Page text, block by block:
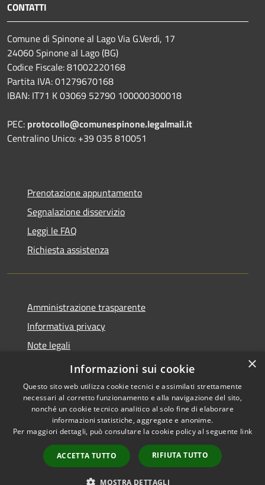
CONTATTI
Comune di Spinone al Lago Via G.Verdi, 17
24060 Spinone al Lago (BG)
Codice Fiscale: 81002220168
Partita IVA: 01279670168
IBAN: IT71 K 03069 52790 100000300018
PEC: protocollo@comunespinone.legalmail.it
Centralino Unico: +39 035 810051
Prenotazione appuntamento
Segnalazione disservizio
Leggi le FAQ
Richiesta assistenza
Amministrazione trasparente
Informativa privacy
Note legali
Dichiarazione di accessibilità
Accessibilità
Copyright © 2026 • Comune di
Spinone al Lago • Powered by
Municipium•
Accesso
redazione
×
Informazioni sui cookie
Questo sito web utilizza cookie tecnici e assimilati strettamente
necessari al corretto funzionamento e alla navigazione del sito,
nonché un cookie tecnico analitico al solo fine di elaborare
informazioni statistiche, aggregate e anonime.
Per maggiori dettagli, può consultare la cookie policy al seguente link
ACCETTA TUTTO RIFIUTA TUTTO
MOSTRA DETTAGLI